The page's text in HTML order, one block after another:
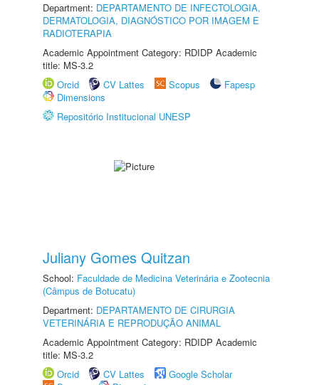
Department: DEPARTAMENTO DE INFECTOLOGIA,
DERMATOLOGIA, DIAGNÓSTICO POR IMAGEM E
RADIOTERAPIA
Academic Appointment Category: RDIDP Academic
title: MS-3.2
Orcid
CV Lattes Scopus
Fapesp
Dimensions
Repositório Institucional UNESP
Juliany Gomes Quitzan
School: Faculdade de Medicina Veterinária e Zootecnia
(Câmpus de Botucatu)
Department: DEPARTAMENTO DE CIRURGIA
VETERINÁRIA E REPRODUÇÃO ANIMAL
Academic Appointment Category: RDIDP Academic
title: MS-3.2
Orcid
CV Lattes
Google Scholar